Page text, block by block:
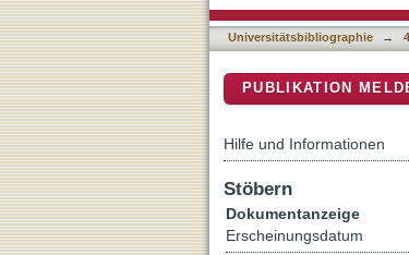
Universitätsbibliographie →
PUBLIKATION
Hilfe und Informationen
Stöbern
Dokumentanzeige
Erscheinungsdatum